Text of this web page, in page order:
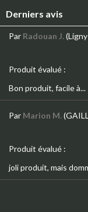
Derniers avis
Par Radouan J.
Produit évalué :
Bon produit, facile à...
Par Marion M.
Produit évalué :
joli produit, mais